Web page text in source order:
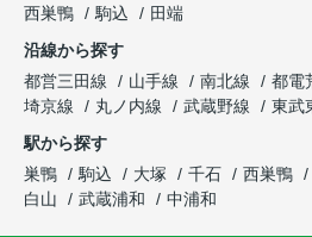
西巣鴨
駒込
田端
沿線から探す
都営三田線
山手線 南北線 都電
埼京線
丸ノ内線 武蔵野線 東武
駅から探す
巣鴨
駒込 大塚 千石 西巣鴨
白山
武蔵浦和 中浦和